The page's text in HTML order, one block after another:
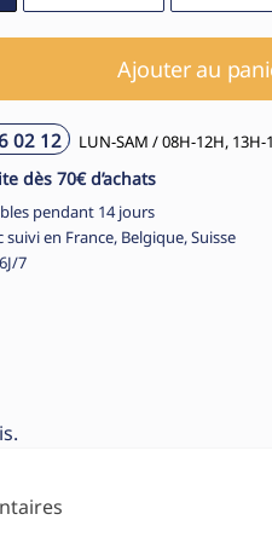
Ajouter au
02 12 LUN-SAM / 08H-12H, 13H-
dès 70€ d’achats
pendant 14 jours
suivi en France, Belgique, Suisse
7